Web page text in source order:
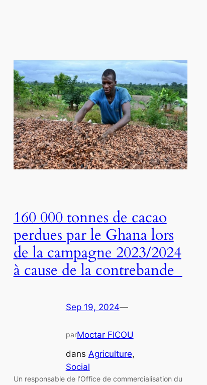
160 000 tonnes de cacao
perdues par le Ghana lors
de la campagne 2023/2024
à cause de la contrebande
Sep 19, 2024—
parMoctar FICOU
dans Agriculture
Social
Un responsable de l’Office de commercialisation du